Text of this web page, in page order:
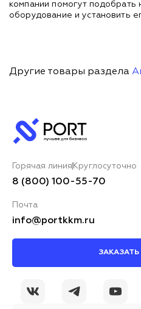
компании помогут подобрать
оборудование и установить
Другие товары раздела
Горячая линия Круглосуточно
8 (800) 100-55-70
Почта
info@portkkm.ru